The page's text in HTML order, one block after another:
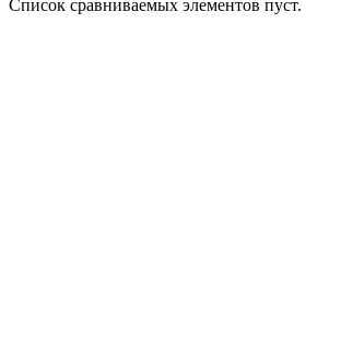
Список сравниваемых элементов пуст.